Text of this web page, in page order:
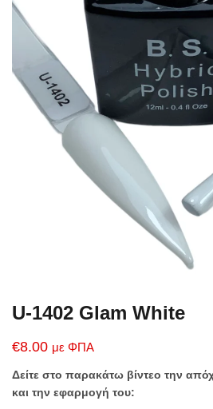
U-1402 Glam White
€8.00 με ΦΠΑ
Δείτε στο παρακάτω βίντεο την
και την εφαρμογή του: